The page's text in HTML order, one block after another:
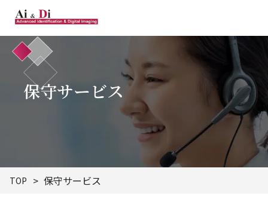
保守サービス
TOP 保守サービス